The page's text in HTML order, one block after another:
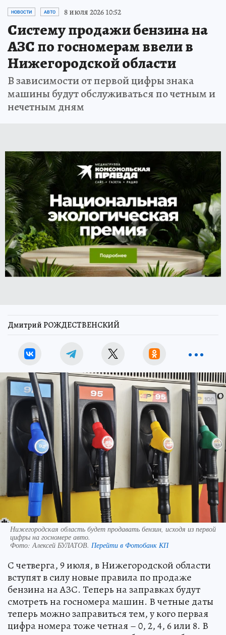
НОВОСТИ АВТО 8 июля 2026 10:52
Систему продажи бензина на
АЗС по госномерам ввели в
Нижегородской области
В зависимости от первой цифры знака
машины будут обслуживаться по четным и
нечетным дням
Дмитрий РОЖДЕСТВЕНСКИЙ
Нижегородская область будет продавать бензин, исходя из первой
цифры на госномере авто.
Фото:Алексей БУЛАТОВ. Перейти в Фотобанк КП
С четверга, 9 июля, в Нижегородской области
вступят в силу новые правила по продаже
бензина на АЗС. Теперь на заправках будут
смотреть на госномера машин. В четные даты
теперь можно заправиться тем, у кого первая
цифра номера тоже четная – 0, 2, 4, 6 или 8. В